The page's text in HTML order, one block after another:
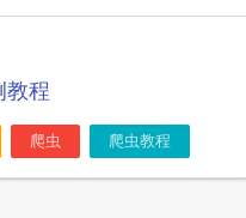
教程
爬虫 爬虫教程